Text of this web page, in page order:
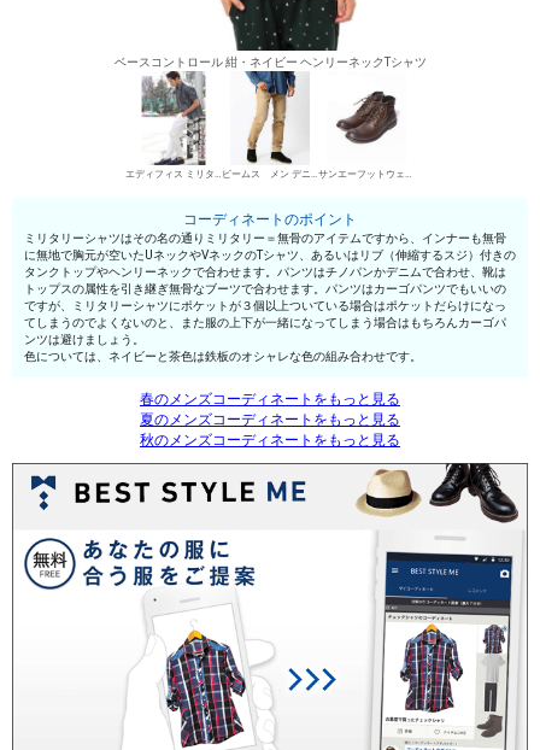
ベースコントロール 紺・ネイビー ヘンリーネックTシャツ
エディフィス ミリタリーシャツ ビームス メン デニムパンツ・ジーンズ サンエーフットウェア ワークブーツ
コーディネートのポイント
ミリタリーシャツはその名の通りミリタリー＝無骨のアイテムですから、インナーも無骨
に無地で胸元が空いたUネックやVネックのTシャツ、あるいはリブ（伸縮するスジ）付きの
タンクトップやヘンリーネックで合わせます。パンツはチノパンかデニムで合わせ、靴は
トップスの属性を引き継ぎ無骨なブーツで合わせます。パンツはカーゴパンツでもいいの
ですが、ミリタリーシャツにポケットが３個以上ついている場合はポケットだらけになっ
てしまうのでよくないのと、また服の上下が一緒になってしまう場合はもちろんカーゴパ
ンツは避けましょう。
色については、ネイビーと茶色は鉄板のオシャレな色の組み合わせです。
春のメンズコーディネートをもっと見る
夏のメンズコーディネートをもっと見る
秋のメンズコーディネートをもっと見る